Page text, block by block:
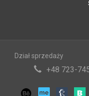
Dział sprzedaży
+48 723-